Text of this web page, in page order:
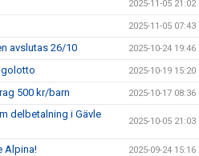
2025-11-05 21:02
2025-11-05 07:43
avslutas 26/10 2025-10-24 19:46
2025-10-19 15:20
500 kr/barn 2025-10-17 08:36
delbetalning i Gävle
2025-10-05 21:03
Alpina! 2025-09-24 15:16